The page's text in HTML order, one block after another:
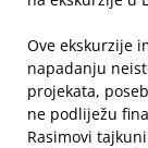
Ove ekskurzije
napadanju
projekata,
ne podliježu
Rasimovi